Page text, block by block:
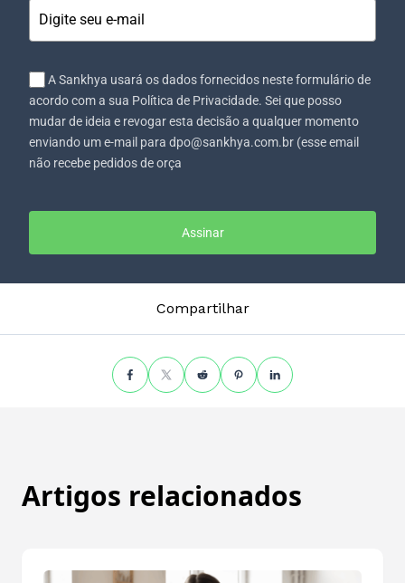
A Sankhya usará os dados fornecidos neste formulário de
acordo com a sua Política de Privacidade. Sei que posso
mudar de ideia e revogar esta decisão a qualquer momento
enviando um e-mail para dpo@sankhya.com.br (esse email
não recebe pedidos de orça
Assinar
Compartilhar
Artigos relacionados